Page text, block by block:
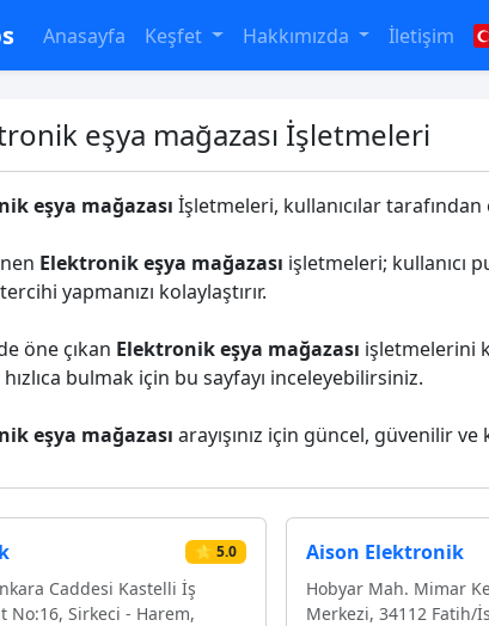
Anasayfa Keşfet Hakkımızda İletişim
eşya mağazası İşletmeleri
eşya mağazası İşletmeleri, kullanıcılar
Elektronik eşya mağazası işletmeleri; kullanıcı
yapmanızı kolaylaştırır.
öne çıkan Elektronik eşya mağazası işletmelerini
bulmak için bu sayfayı inceleyebilirsiniz.
eşya mağazası arayışınız için güncel, güvenilir
⭐ 5.0
Caddesi Kastelli İş
No:16, Sirkeci - Harem,
Aison Elektronik
Hobyar Mah. Mimar
Merkezi, 34112 Fatih/